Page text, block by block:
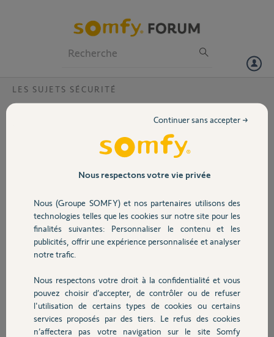
Volet
Sécurité
Domotique
Chauffage
Autres produits
LES SUJETS SÉCURITÉ
Bonjour, je souhaiterais savoir si le clavier cité dessus est compatible
avec mon ancienne alarme PROTEXIOM/PROTEXIAL qui me parait
obsolète car je n'ai pus aucune liaison internet. Cordialement
Jacky G.
il y a environ 3 ans
Participer au fil de discussion
Réponses
Nous respectons votre vie privée
Nous (Groupe SOMFY) et nos partenaires utilisons des
technologies telles que les cookies sur notre site pour les
finalités suivantes: Personnaliser le contenu et les
publicités, offrir une expérience personnalisée et analyser
notre trafic.
Nous respectons votre droit à la confidentialité et vous
pouvez choisir d’accepter, de contrôler ou de refuser
l'utilisation de certains types de cookies ou certains
services proposés par des tiers. Le refus des cookies
n’affectera pas votre navigation sur le site Somfy
Continuer sans accepter →